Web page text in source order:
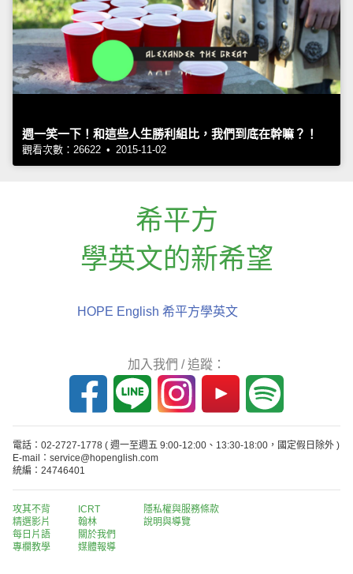
週一笑一下！和這些人生勝利組比，我們到底在幹嘛？！
觀看次數：26622 • 2015-11-02
希平方
學英文的新希望
HOPE English 希平方學英文
加入我們 / 追蹤：
電話：02-2727-1778 ( 週一至週五 9:00-12:00、13:30-18:00，國定假日除外 )
E-mail：service@hopenglish.com
統編：24746401
攻其不背
精選影片
每日片語
專欄教學
ICRT
翰林
關於我們
媒體報導
隱私權與服務條款
說明與導覽